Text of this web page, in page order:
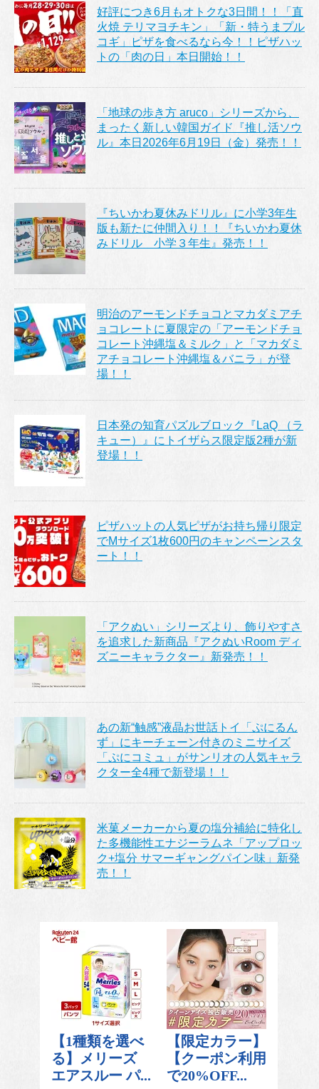
好評につき6月もオトクな3日間！！「直
火焼 テリマヨチキン」「新・特うまプル
コギ」ピザを食べるなら今！！ピザハッ
トの「肉の日」本日開始！！
「地球の歩き方 aruco」シリーズから、
まったく新しい韓国ガイド『推し活ソウ
ル』本日2026年6月19日（金）発売！！
『ちいかわ夏休みドリル』に小学3年生
版も新たに仲間入り！！『ちいかわ夏休
みドリル 小学３年生』発売！！
明治のアーモンドチョコとマカダミアチ
ョコレートに夏限定の「アーモンドチョ
コレート沖縄塩＆ミルク」と「マカダミ
アチョコレート沖縄塩＆バニラ」が登
場！！
日本発の知育パズルブロック『LaQ （ラ
キュー）』にトイザらス限定版2種が新
登場！！
ピザハットの人気ピザがお持ち帰り限定
でMサイズ1枚600円のキャンペーンスタ
ート！！
「アクぬい」シリーズより、飾りやすさ
を追求した新商品『アクぬいRoom ディ
ズニーキャラクター』新発売！！
あの新“触感”液晶お世話トイ「ぷにるん
ず」にキーチェーン付きのミニサイズ
「ぷにコミュ」がサンリオの人気キャラ
クター全4種で新登場！！
米菓メーカーから夏の塩分補給に特化し
た多機能性エナジーラムネ「アップロッ
ク+塩分 サマーギャングパイン味」新発
売！！